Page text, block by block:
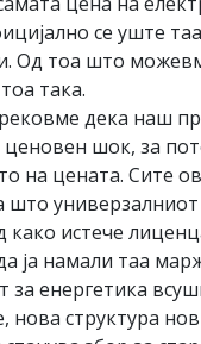
се уште
Од тоа што
така.
дека наш
ценовен шок, за
на цената. Сите
истече
ја намали таа
енергетика
структура